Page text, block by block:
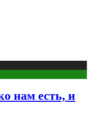
нам есть, и